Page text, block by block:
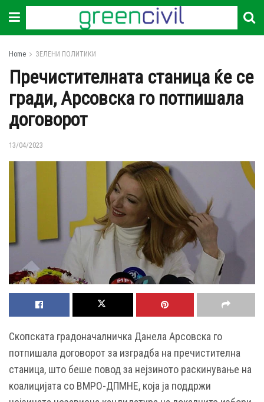
Home ЗЕЛЕНИ ПОЛИТИКИ
Пречистителната станица ќе се
гради, Арсовска го потпишала
договорот
13/04/2023
Скопската градоначалничка Данела Арсовска го
потпишала договорот за изградба на пречистителна
станица, што беше повод за нејзиното раскинување на
коалицијата со ВМРО-ДПМНЕ, која ја поддржи